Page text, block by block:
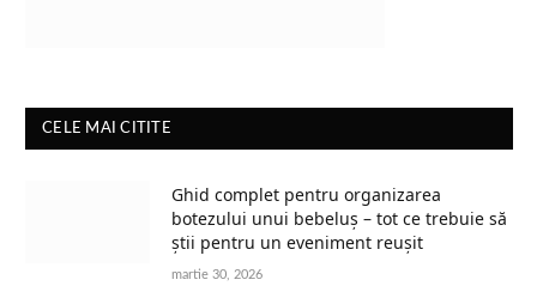
CELE MAI CITITE
Ghid complet pentru organizarea
botezului unui bebeluș – tot ce trebuie să
știi pentru un eveniment reușit
martie 30, 2026